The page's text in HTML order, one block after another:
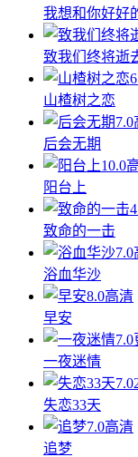
我想和你好好
致我们终将逝
山楂树之恋
7.0
后会无期
10.0
阳台上
致命的一击
7.0
浴血华沙
8.0高清
早安
7.0
一夜迷情
7.0
失恋33天
7.0高清
追梦